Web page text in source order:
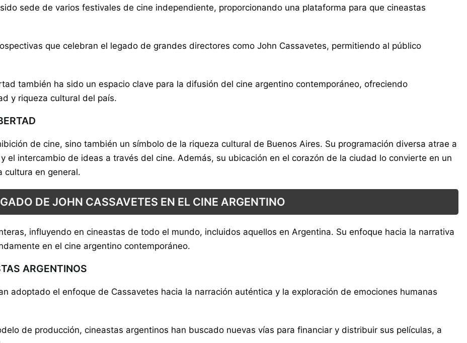
sede de varios festivales de cine independiente, proporcionando una plataforma para que cineastas
que celebran el legado de grandes directores como John Cassavetes, permitiendo al público
también ha sido un espacio clave para la difusión del cine argentino contemporáneo, ofreciendo
y riqueza cultural del país.
de cine, sino también un símbolo de la riqueza cultural de Buenos Aires. Su programación diversa atrae a
el intercambio de ideas a través del cine. Además, su ubicación en el corazón de la ciudad lo convierte en un
cultura en general.
DE JOHN CASSAVETES EN EL CINE ARGENTINO
influyendo en cineastas de todo el mundo, incluidos aquellos en Argentina. Su enfoque hacia la narrativa
en el cine argentino contemporáneo.
ARGENTINOS
adoptado el enfoque de Cassavetes hacia la narración auténtica y la exploración de emociones humanas
de producción, cineastas argentinos han buscado nuevas vías para financiar y distribuir sus películas, a